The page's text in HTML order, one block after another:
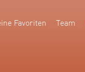
Favoriten Team